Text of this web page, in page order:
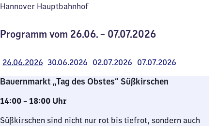
Hannover Hauptbahnhof
Programm vom 26.06. – 07.07.2026
26.06.2026 30.06.2026 02.07.2026 07.07.2026
Bauernmarkt „Tag des Obstes“ Süßkirschen
14:00 – 18:00 Uhr
Süßkirschen sind nicht nur rot bis tiefrot, sondern auch